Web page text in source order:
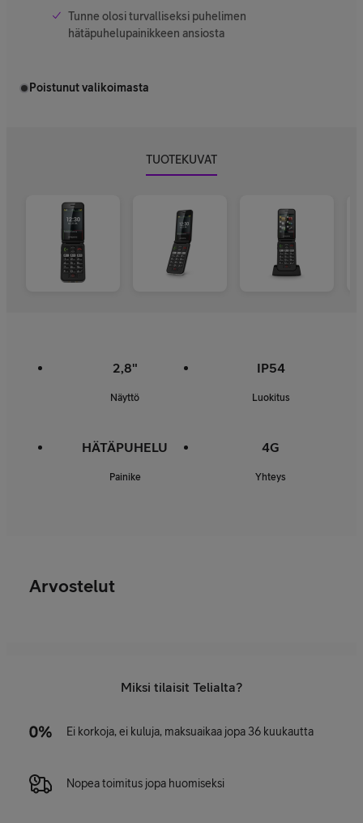
Tunne olosi turvalliseksi puhelimen
hätäpuhelupainikkeen ansiosta
Poistunut valikoimasta
TUOTEKUVAT
2,8"
Näyttö
IP54
Luokitus
HÄTÄPUHELU
Painike
4G
Yhteys
Arvostelut
Miksi tilaisit Telialta?
Ei korkoja, ei kuluja, maksuaikaa jopa 36 kuukautta
Nopea toimitus jopa huomiseksi